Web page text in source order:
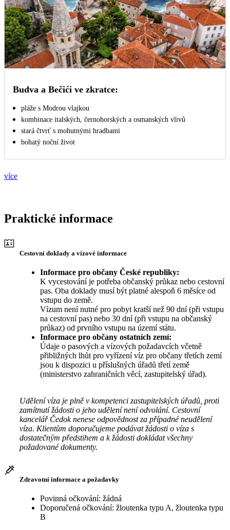
Budva a Bečići ve zkratce:
pláže s Modrou vlajkou
kombinace italských, černohorských a osmanských vlivů
stará čtvrť s mohutnými hradbami
bohatý noční život
více
Praktické informace
Cestovní doklady a vízové informace
Informace pro občany České republiky:
K vycestování je potřeba občanský průkaz nebo cestovní
pas. Oba doklady musí být platné alespoň 6 měsíce od
vstupu do země.
Vízum není nutné pro pobyt kratší než 90 dní (při vstupu
na cestovní pas) nebo 30 dní (při vstupu na občanský
průkaz) od prvního vstupu na území státu.
Informace pro občany ostatních zemí:
Údaje o pasových a vízových požadavcích včetně
přibližných lhůt pro vyřízení víz pro občany třetích zemí
jsou k dispozici u příslušných úřadů třetí země
(ministerstvo zahraničních věcí, zastupitelský úřad).
Udělení víza je plně v kompetenci zastupitelských úřadů, proti
zamítnutí žádosti o jeho udělení není odvolání. Cestovní
kancelář Čedok nenese odpovědnost za případné neudělení
víza. Klientům doporučujeme podávat žádosti o víza s
dostatečným předstihem a k žádosti dokládat všechny
požadované dokumenty.
Zdravotní informace a požadavky
Povinná očkování: žádná
Doporučená očkování: žloutenka typu A, žloutenka typu
B